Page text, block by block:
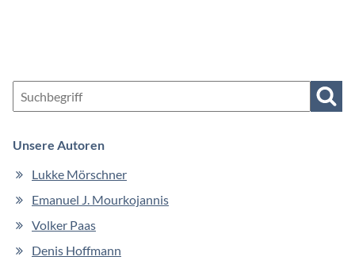
Unsere Autoren
Navigation
Lukke Mörschner
Emanuel J. Mourkojannis
Volker Paas
Denis Hoffmann